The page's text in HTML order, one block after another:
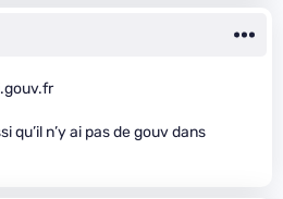
qu’il n’y ai pas de gouv dans